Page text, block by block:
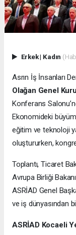
Erkek| Kadın
Asrın İş İnsanları
Olağan Genel
Konferans
Ekonomideki
eğitim ve teknoloji
oluştururken,
Toplantı, Ticaret
Avrupa Birliği
ASRİAD Genel
ve iş dünyasından
ASRİAD Kocaeli